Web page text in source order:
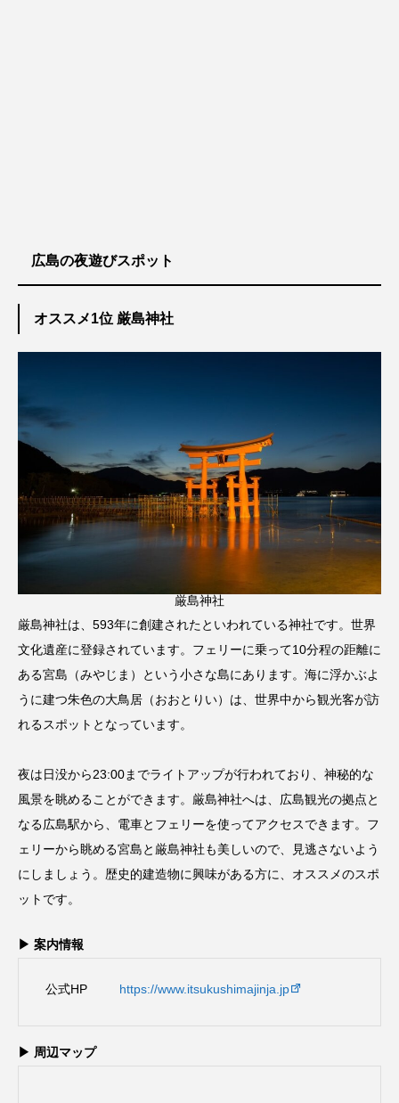
広島の夜遊びスポット
オススメ1位 厳島神社
厳島神社
厳島神社は、593年に創建されたといわれている神社です。世界
文化遺産に登録されています。フェリーに乗って10分程の距離に
ある宮島（みやじま）という小さな島にあります。海に浮かぶよ
うに建つ朱色の大鳥居（おおとりい）は、世界中から観光客が訪
れるスポットとなっています。
夜は日没から23:00までライトアップが行われており、神秘的な
風景を眺めることができます。厳島神社へは、広島観光の拠点と
なる広島駅から、電車とフェリーを使ってアクセスできます。フ
ェリーから眺める宮島と厳島神社も美しいので、見逃さないよう
にしましょう。歴史的建造物に興味がある方に、オススメのスポ
ットです。
▶ 案内情報
公式HP https://www.itsukushimajinja.jp
▶ 周辺マップ